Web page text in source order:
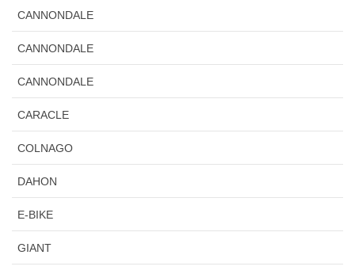
CANNONDALE
CANNONDALE
CANNONDALE
CARACLE
COLNAGO
DAHON
E-BIKE
GIANT